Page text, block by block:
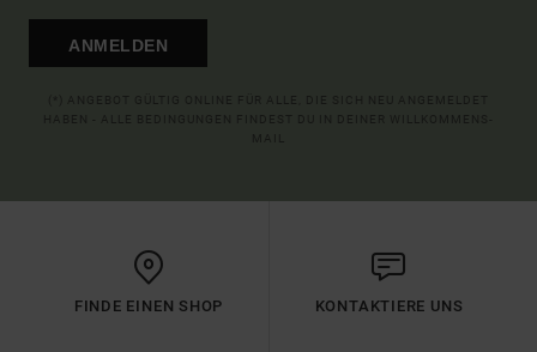
ANMELDEN
FINDE EINEN SHOP KONTAKTIERE UNS